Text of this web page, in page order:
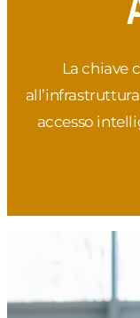
La chiave
accesso